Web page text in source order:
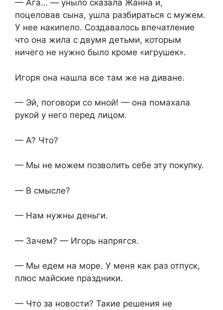
— Ага… — уныло сказала Жанна и,
поцеловав сына, ушла разбираться с мужем.
У нее накипело. Создавалось впечатление
что она жила с двумя детьми, которым
ничего не нужно было кроме «игрушек».
Игоря она нашла все там же на диване.
— Эй, поговори со мной! — она помахала
рукой у него перед лицом.
— А? Что?
— Мы не можем позволить себе эту покупку.
— В смысле?
— Нам нужны деньги.
— Зачем? — Игорь напрягся.
— Мы едем на море. У меня как раз отпуск,
плюс майские праздники.
— Что за новости? Такие решения не